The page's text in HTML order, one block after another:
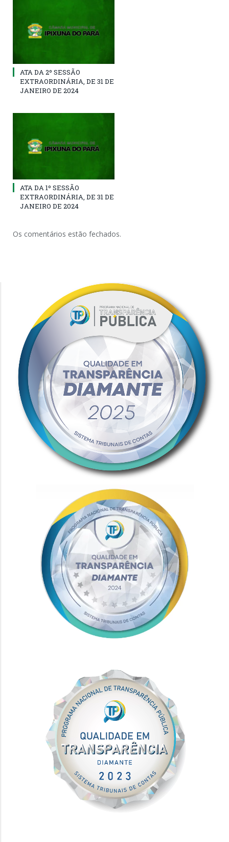
ATA DA 2º SESSÃO
EXTRAORDINÁRIA, DE 31 DE
JANEIRO DE 2024
ATA DA 1º SESSÃO
EXTRAORDINÁRIA, DE 31 DE
JANEIRO DE 2024
Os comentários estão fechados.